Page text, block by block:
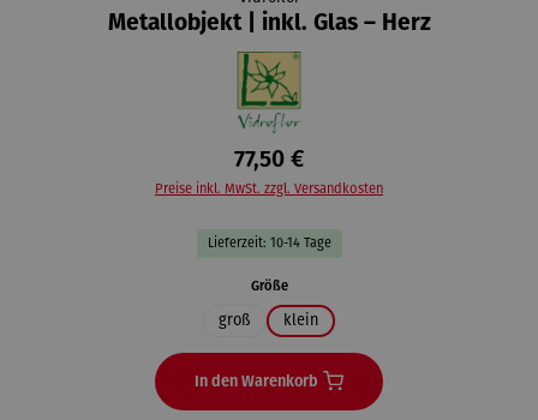
Metallobjekt | inkl. Glas – Herz
77,50 €
Preise inkl. MwSt. zzgl. Versandkosten
Lieferzeit: 10-14 Tage
Größeauswählen
groß klein
In den Warenkorb